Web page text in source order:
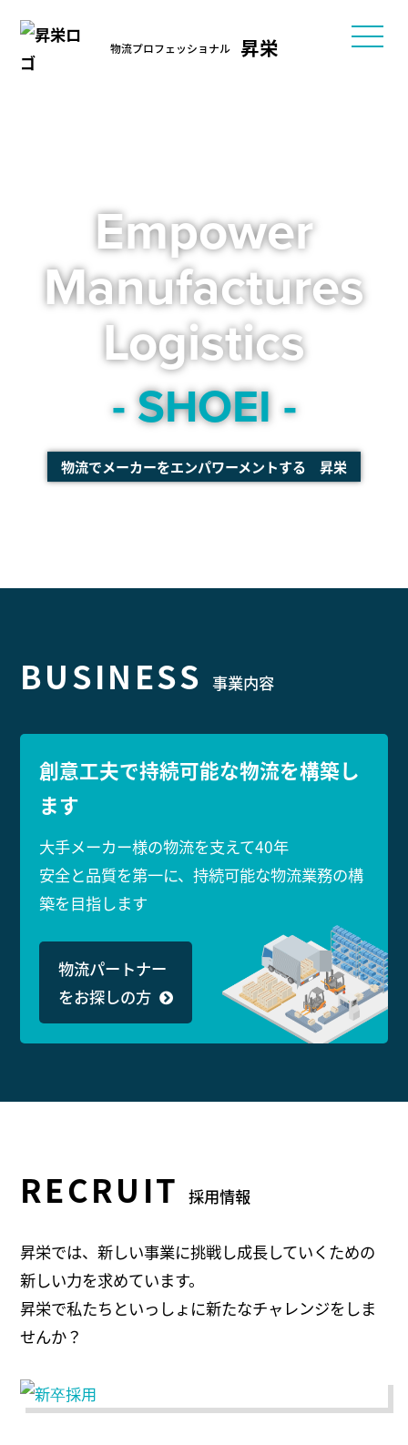
物流プロフェッショナル 昇栄
Empower
Manufactures
Logistics
- SHOEI -
物流でメーカーをエンパワーメントする 昇栄
BUSINESS 事業内容
創意工夫で持続可能な物流を構築し
ます
大手メーカー様の物流を支えて40年
安全と品質を第一に、持続可能な物流業務の構
築を目指します
物流パートナー
をお探しの方
RECRUIT 採用情報
昇栄では、新しい事業に挑戦し成長していくための
新しい力を求めています。
昇栄で私たちといっしょに新たなチャレンジをしま
せんか？